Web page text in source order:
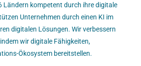
Ländern kompetent durch ihre digitale
Unternehmen durch einen KI im
digitalen Lösungen. Wir verbessern
wir digitale Fähigkeiten,
Ökosystem bereitstellen.